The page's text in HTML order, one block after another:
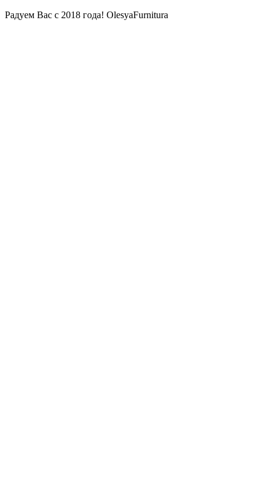
Радуем Вас с 2018 года! OlesyaFurnitura